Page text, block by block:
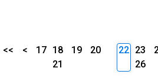
<< < 17 18 19
20
21
22 23
26